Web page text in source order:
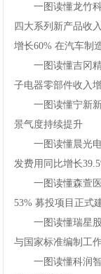
一图读懂龙竹科
四大系列新产品收
增长60%在汽车制
一图读懂吉冈精
子电器零部件收入
一图读懂宁新新
景气度持续提升
一图读懂晨光电
发费用同比增长
一图读懂森萱医
53%募投项目正式
一图读懂瑞星股
与国家标准编制工
一图读懂科润智